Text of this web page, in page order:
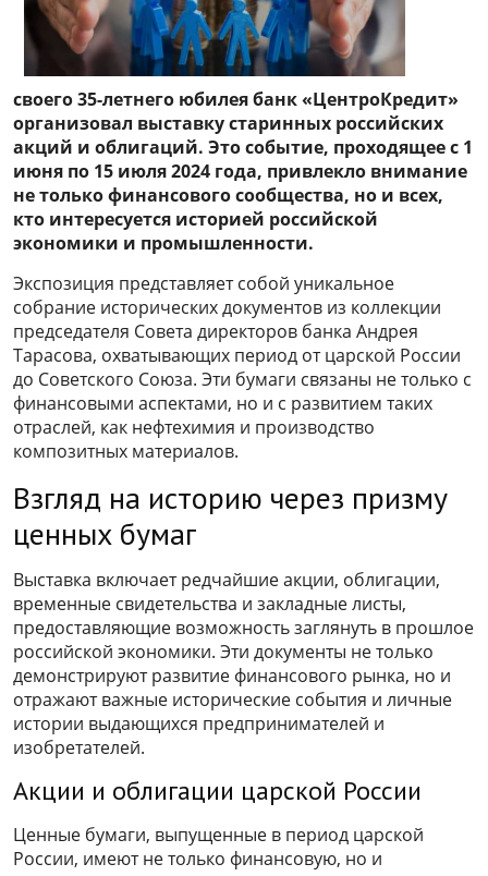
своего 35-летнего юбилея банк «ЦентроКредит»
организовал выставку старинных российских
акций и облигаций. Это событие, проходящее с 1
июня по 15 июля 2024 года, привлекло внимание
не только финансового сообщества, но и всех,
кто интересуется историей российской
экономики и промышленности.
Экспозиция представляет собой уникальное
собрание исторических документов из коллекции
председателя Совета директоров банка Андрея
Тарасова, охватывающих период от царской России
до Советского Союза. Эти бумаги связаны не только с
финансовыми аспектами, но и с развитием таких
отраслей, как нефтехимия и производство
композитных материалов.
Взгляд на историю через призму
ценных бумаг
Выставка включает редчайшие акции, облигации,
временные свидетельства и закладные листы,
предоставляющие возможность заглянуть в прошлое
российской экономики. Эти документы не только
демонстрируют развитие финансового рынка, но и
отражают важные исторические события и личные
истории выдающихся предпринимателей и
изобретателей.
Акции и облигации царской России
Ценные бумаги, выпущенные в период царской
России, имеют не только финансовую, но и